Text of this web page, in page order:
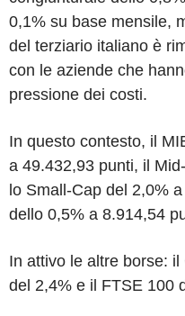
0,1% su base mensile,
del terziario italiano è
con le aziende che
pressione dei costi.
In questo contesto, il
a 49.432,93 punti, il
lo Small-Cap del 2,0%
dello 0,5% a 8.914,54
In attivo le altre borse:
del 2,4% e il FTSE 100